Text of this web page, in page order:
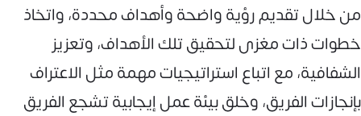
من خلال تقديم رؤية واضحة وأهداف محددة، واتخاذ
خطوات ذات مغزى لتحقيق تلك الأهداف، وتعزيز
الشفافية، مع اتباع استراتيجيات مهمة مثل الاعتراف
بإنجازات الفريق، وخلق بيئة عمل إيجابية تشجع الفريق